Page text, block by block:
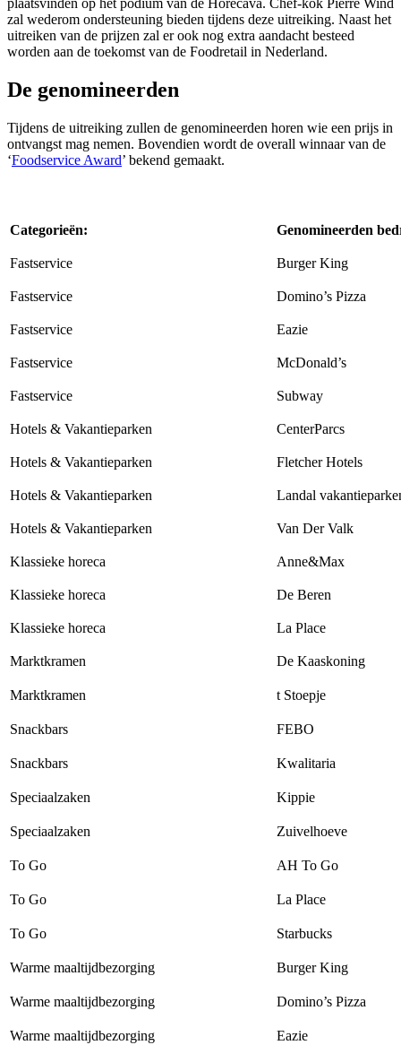
plaatsvinden op het podium van de Horecava. Chef-kok Pierre Wind
zal wederom ondersteuning bieden tijdens deze uitreiking. Naast het
uitreiken van de prijzen zal er ook nog extra aandacht besteed
worden aan de toekomst van de Foodretail in Nederland.
De genomineerden
Tijdens de uitreiking zullen de genomineerden horen wie een prijs in
ontvangst mag nemen. Bovendien wordt de overall winnaar van de
‘Foodservice Award’ bekend gemaakt.
Categorieën: Genomineerden
Fastservice Burger King
Fastservice Domino’s Pizza
Fastservice Eazie
Fastservice McDonald’s
Fastservice Subway
Hotels & Vakantieparken CenterParcs
Hotels & Vakantieparken Fletcher Hotels
Hotels & Vakantieparken Landal
Hotels & Vakantieparken Van Der Valk
Klassieke horeca Anne&Max
Klassieke horeca De Beren
Klassieke horeca La Place
Marktkramen De Kaaskoning
Marktkramen t Stoepje
Snackbars FEBO
Snackbars Kwalitaria
Speciaalzaken Kippie
Speciaalzaken Zuivelhoeve
To Go AH To Go
To Go La Place
To Go Starbucks
Warme maaltijdbezorging Burger King
Warme maaltijdbezorging Domino’s Pizza
Warme maaltijdbezorging Eazie